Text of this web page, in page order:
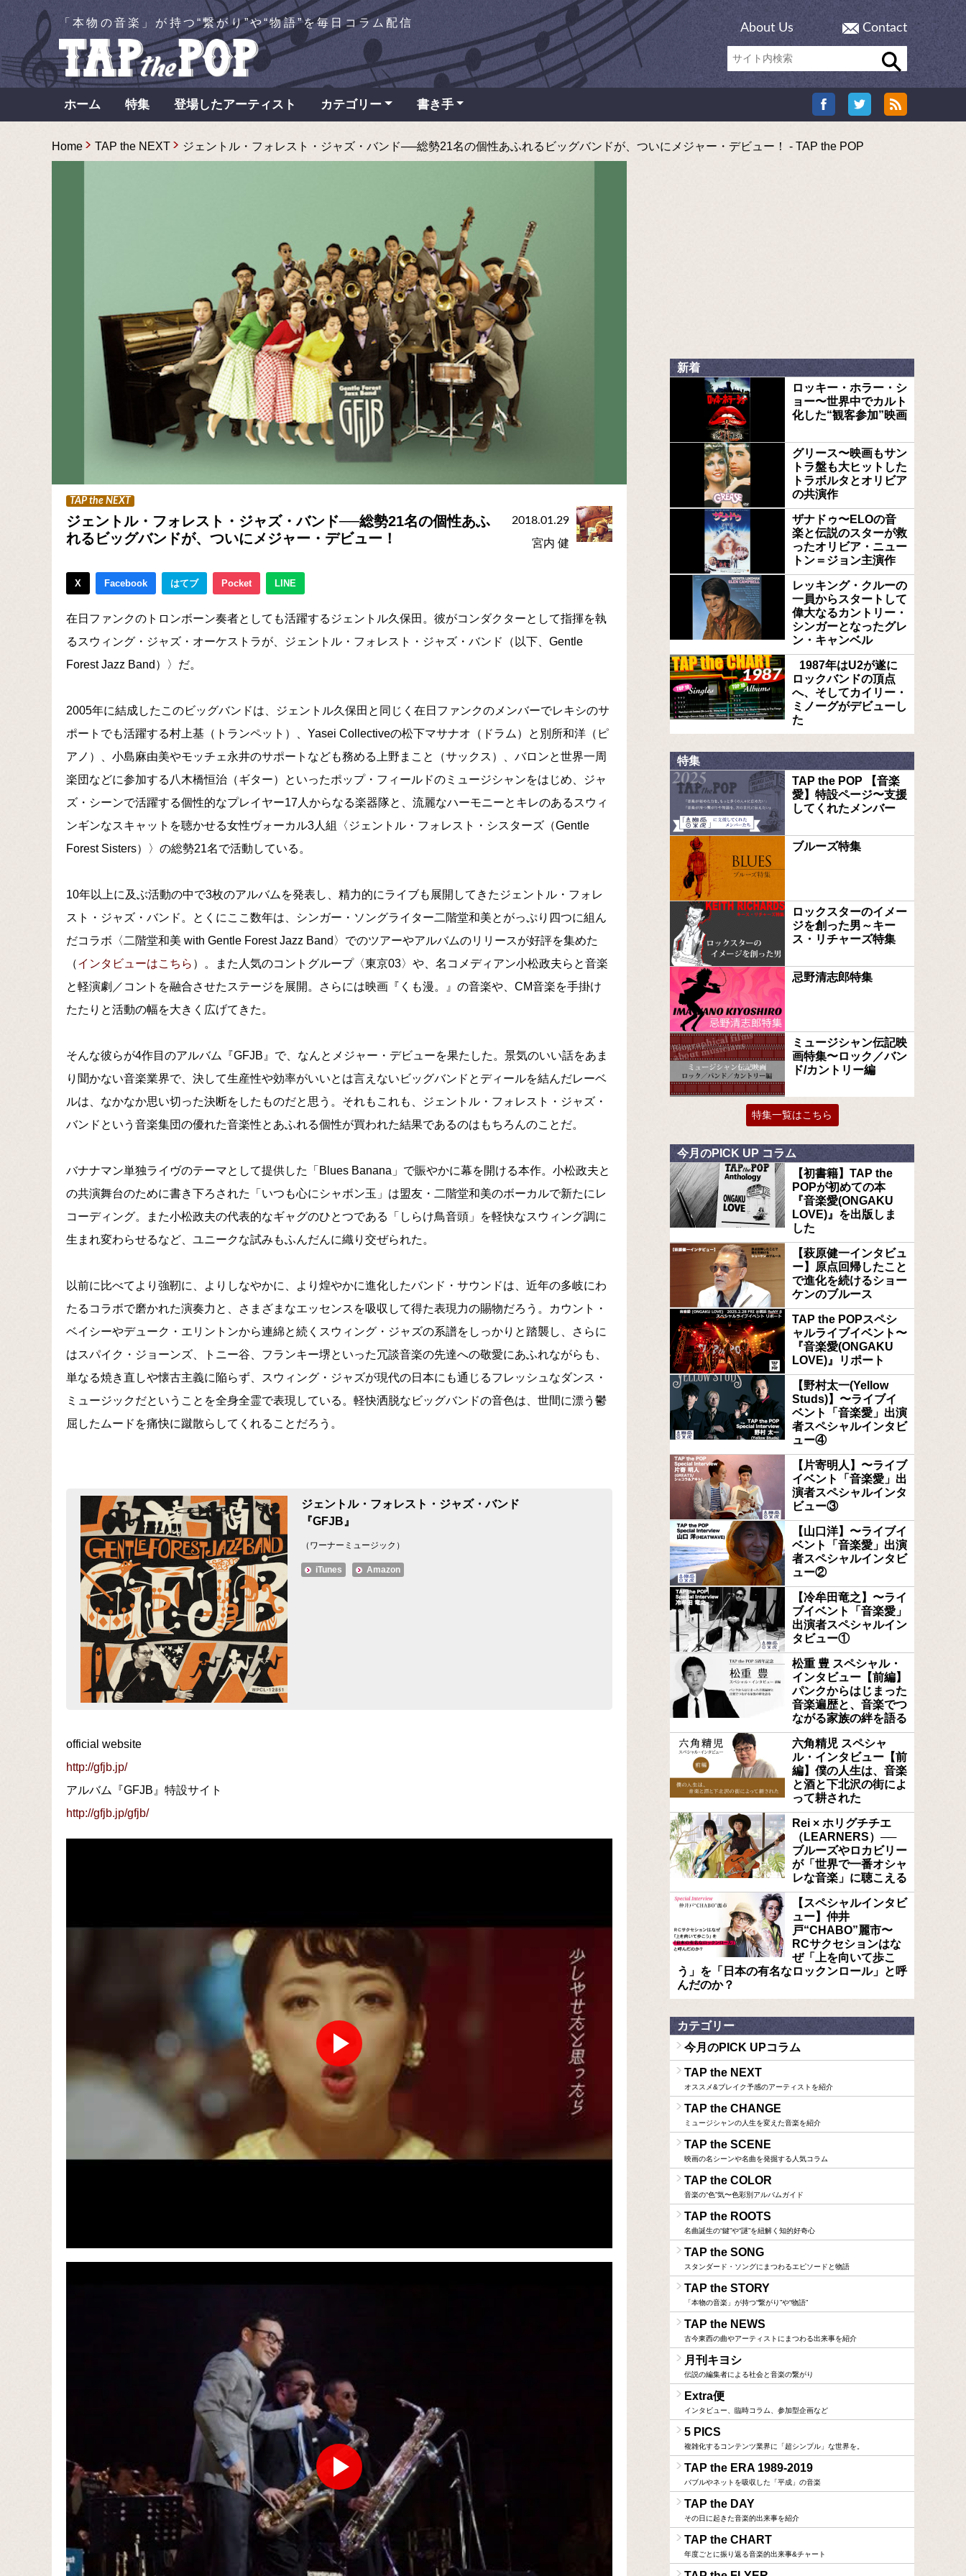
「本物の音楽」が持つ“繋がり”や“物語”を毎日コラム配信 About Us Contact
ホーム 特集 登場したアーティスト カテゴリー 書き手
Home TAP the NEXT ジェントル・フォレスト・ジャズ・バンド──総勢21名の個性あふれるビッグバンドが、ついにメジャー・デビュー！ - TAP the POP
TAP the NEXT
ジェントル・フォレスト・ジャズ・バンド──総勢21名の個性あふ
れるビッグバンドが、ついにメジャー・デビュー！
2018.01.29
宮内 健
X Facebook はてブ Pocket LINE
在日ファンクのトロンボーン奏者としても活躍するジェントル久保田。彼がコンダクターとして指揮を執
るスウィング・ジャズ・オーケストラが、ジェントル・フォレスト・ジャズ・バンド（以下、Gentle
Forest Jazz Band）〉だ。
2005年に結成したこのビッグバンドは、ジェントル久保田と同じく在日ファンクのメンバーでレキシのサ
ポートでも活躍する村上基（トランペット）、Yasei Collectiveの松下マサナオ（ドラム）と別所和洋（ピ
アノ）、小島麻由美やモッチェ永井のサポートなども務める上野まこと（サックス）、バロンと世界一周
楽団などに参加する八木橋恒治（ギター）といったポップ・フィールドのミュージシャンをはじめ、ジャ
ズ・シーンで活躍する個性的なプレイヤー17人からなる楽器隊と、流麗なハーモニーとキレのあるスウィ
ンギンなスキャットを聴かせる女性ヴォーカル3人組〈ジェントル・フォレスト・シスターズ（Gentle
Forest Sisters）〉の総勢21名で活動している。
10年以上に及ぶ活動の中で3枚のアルバムを発表し、精力的にライブも展開してきたジェントル・フォレ
スト・ジャズ・バンド。とくにここ数年は、シンガー・ソングライター二階堂和美とがっぷり四つに組ん
だコラボ〈二階堂和美 with Gentle Forest Jazz Band〉でのツアーやアルバムのリリースが好評を集めた
（インタビューはこちら ）。また人気のコントグループ〈東京03〉や、名コメディアン小松政夫らと音楽
と軽演劇／コントを融合させたステージを展開。さらには映画『くも漫。』の音楽や、CM音楽を手掛け
たたりと活動の幅を大きく広げてきた。
そんな彼らが4作目のアルバム『GFJB』で、なんとメジャー・デビューを果たした。景気のいい話をあま
り聞かない音楽業界で、決して生産性や効率がいいとは言えないビッグバンドとディールを結んだレーベ
ルは、なかなか思い切った決断をしたものだと思う。それもこれも、ジェントル・フォレスト・ジャズ・
バンドという音楽集団の優れた音楽性とあふれる個性が買われた結果であるのはもちろんのことだ。
バナナマン単独ライヴのテーマとして提供した「Blues Banana」で賑やかに幕を開ける本作。小松政夫と
の共演舞台のために書き下ろされた「いつも心にシャボン玉」は盟友・二階堂和美のボーカルで新たにレ
コーディング。また小松政夫の代表的なギャグのひとつである「しらけ鳥音頭」を軽快なスウィング調に
生まれ変わらせるなど、ユニークな試みもふんだんに織り交ぜられた。
以前に比べてより強靭に、よりしなやかに、より煌やかに進化したバンド・サウンドは、近年の多岐にわ
たるコラボで磨かれた演奏力と、さまざまなエッセンスを吸収して得た表現力の賜物だろう。カウント・
ベイシーやデューク・エリントンから連綿と続くスウィング・ジャズの系譜をしっかりと踏襲し、さらに
はスパイク・ジョーンズ、トニー谷、フランキー堺といった冗談音楽の先達への敬愛にあふれながらも、
単なる焼き直しや懐古主義に陥らず、スウィング・ジャズが現代の日本にも通じるフレッシュなダンス・
ミュージックだということを全身全霊で表現している。軽快洒脱なビッグバンドの音色は、世間に漂う鬱
屈したムードを痛快に蹴散らしてくれることだろう。
ジェントル・フォレスト・ジャズ・バンド
『GFJB』
（ワーナーミュージック）
iTunes Amazon
official website
http://gfjb.jp/
アルバム『GFJB』特設サイト
http://gfjb.jp/gfjb/
新着
ロッキー・ホラー・シ
ョー〜世界中でカルト
化した“観客参加”映画
グリース〜映画もサン
トラ盤も大ヒットした
トラボルタとオリビア
の共演作
ザナドゥ〜ELOの音
楽と伝説のスターが救
ったオリビア・ニュー
トン＝ジョン主演作
レッキング・クルーの
一員からスタートして
偉大なるカントリー・
シンガーとなったグレ
ン・キャンベル
1987年はU2が遂に
ロックバンドの頂点
へ、そしてカイリー・
ミノーグがデビューし
た
特集
TAP the POP 【音楽
愛】特設ページ〜支援
してくれたメンバー
ブルーズ特集
ロックスターのイメー
ジを創った男～キー
ス・リチャーズ特集
忌野清志郎特集
ミュージシャン伝記映
画特集〜ロック／バン
ド/カントリー編
特集一覧はこちら
今月のPICK UP コラム
【初書籍】TAP the
POPが初めての本
『音楽愛(ONGAKU
LOVE)』を出版しま
した
【萩原健一インタビュ
ー】原点回帰したこと
で進化を続けるショー
ケンのブルース
TAP the POPスペシ
ャルライブイベント〜
『音楽愛(ONGAKU
LOVE)』リポート
【野村太一(Yellow
Studs)】〜ライブイ
ベント「音楽愛」出演
者スペシャルインタビ
ュー④
【片寄明人】〜ライブ
イベント「音楽愛」出
演者スペシャルインタ
ビュー③
【山口洋】〜ライブイ
ベント「音楽愛」出演
者スペシャルインタビ
ュー②
【冷牟田竜之】〜ライ
ブイベント「音楽愛」
出演者スペシャルイン
タビュー①
松重 豊 スペシャル・
インタビュー【前編】
パンクからはじまった
音楽遍歴と、音楽でつ
ながる家族の絆を語る
六角精児 スペシャ
ル・インタビュー【前
編】僕の人生は、音楽
と酒と下北沢の街によ
って耕された
Rei × ホリグチチエ
（LEARNERS）──
ブルーズやロカビリー
が「世界で一番オシャ
レな音楽」に聴こえる
【スペシャルインタビ
ュー】仲井
戸“CHABO”麗市〜
RCサクセションはな
ぜ「上を向いて歩こ
う」を「日本の有名なロックンロール」と呼
んだのか？
カテゴリー
今月のPICK UPコラム
TAP the NEXT
オススメ&ブレイク予感のアーティストを紹介
TAP the CHANGE
ミュージシャンの人生を変えた音楽を紹介
TAP the SCENE
映画の名シーンや名曲を発掘する人気コラム
TAP the COLOR
音楽の“色”気〜色彩別アルバムガイド
TAP the ROOTS
名曲誕生の“鍵”や“謎”を紐解く知的好奇心
TAP the SONG
スタンダード・ソングにまつわるエピソードと物語
TAP the STORY
「本物の音楽」が持つ“繋がり”や“物語”
TAP the NEWS
古今東西の曲やアーティストにまつわる出来事を紹介
月刊キヨシ
伝説の編集者による社会と音楽の繋がり
Extra便
インタビュー、臨時コラム、参加型企画など
5 PICS
複雑化するコンテンツ業界に「超シンプル」な世界を。
TAP the ERA 1989-2019
バブルやネットを吸収した「平成」の音楽
TAP the DAY
その日に起きた音楽的出来事を紹介
TAP the CHART
年度ごとに振り返る音楽的出来事&チャート